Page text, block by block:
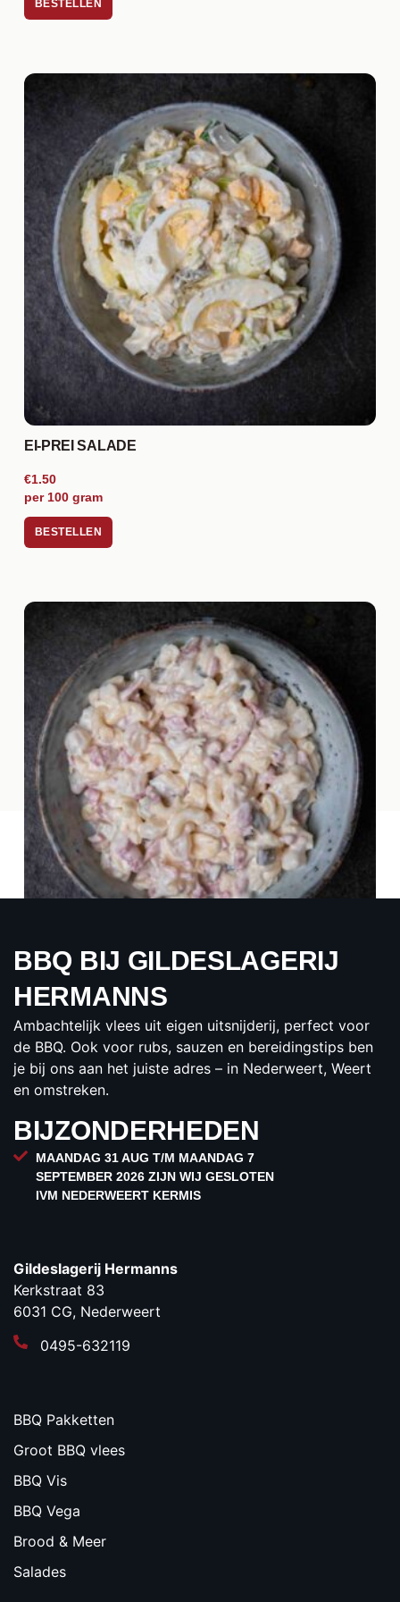
BESTELLEN
EI-PREI SALADE
€1.50
per 100 gram
BESTELLEN
MACARONI SALADE
€1.50
per 100 gram
BESTELLEN
BBQ BIJ GILDESLAGERIJ
HERMANNS
Ambachtelijk vlees uit eigen uitsnijderij, perfect voor
de BBQ. Ook voor rubs, sauzen en bereidingstips ben
je bij ons aan het juiste adres – in Nederweert, Weert
en omstreken.
BIJZONDERHEDEN
MAANDAG 31 AUG T/M MAANDAG 7
SEPTEMBER 2026 ZIJN WIJ GESLOTEN
IVM NEDERWEERT KERMIS
Gildeslagerij Hermanns
Kerkstraat 83
6031 CG, Nederweert
0495-632119
BBQ Pakketten
Groot BBQ vlees
BBQ Vis
BBQ Vega
Brood & Meer
Salades